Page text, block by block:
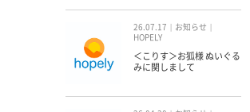
26.07.17
お知らせ
HOPELY
＜こりす＞お狐様 ぬいぐる
みに関しまして